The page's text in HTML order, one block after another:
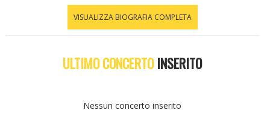
VISUALIZZA BIOGRAFIA COMPLETA
ULTIMO CONCERTOINSERITO
Nessun concerto inserito